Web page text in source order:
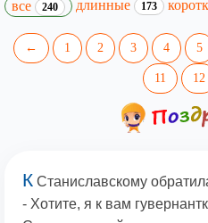
все 240 длинные 173
← 1 2 3 4 5
11 12
К Станиславскому
- Хотите, я к вам